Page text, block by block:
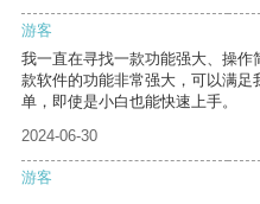
游客
我一直在寻找一款功能强大、操
款软件的功能非常强大，可以满
单，即使是小白也能快速上手。
2024-06-30
游客